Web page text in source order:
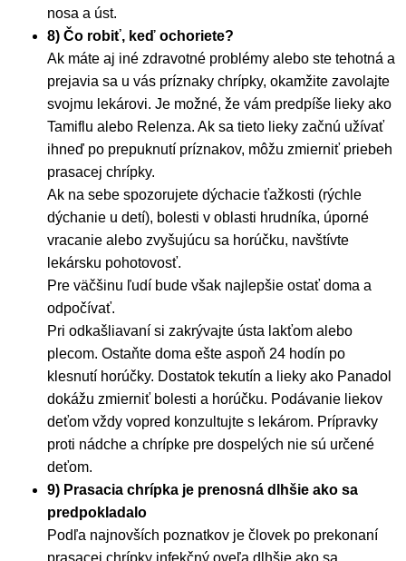
nosa a úst.
8) Čo robiť, keď ochoriete?
Ak máte aj iné zdravotné problémy alebo ste tehotná a
prejavia sa u vás príznaky chrípky, okamžite zavolajte
svojmu lekárovi. Je možné, že vám predpíše lieky ako
Tamiflu alebo Relenza. Ak sa tieto lieky začnú užívať
ihneď po prepuknutí príznakov, môžu zmierniť priebeh
prasacej chrípky.
Ak na sebe spozorujete dýchacie ťažkosti (rýchle
dýchanie u detí), bolesti v oblasti hrudníka, úporné
vracanie alebo zvyšujúcu sa horúčku, navštívte
lekársku pohotovosť.
Pre väčšinu ľudí bude však najlepšie ostať doma a
odpočívať.
Pri odkašliavaní si zakrývajte ústa lakťom alebo
plecom. Ostaňte doma ešte aspoň 24 hodín po
klesnutí horúčky. Dostatok tekutín a lieky ako Panadol
dokážu zmierniť bolesti a horúčku. Podávanie liekov
deťom vždy vopred konzultujte s lekárom. Prípravky
proti nádche a chrípke pre dospelých nie sú určené
deťom.
9) Prasacia chrípka je prenosná dlhšie ako sa
predpokladalo
Podľa najnovších poznatkov je človek po prekonaní
prasacej chrípky infekčný oveľa dlhšie ako sa